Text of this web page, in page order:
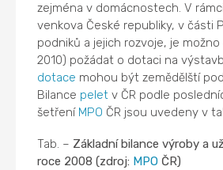
zejména v domácnostech. V
venkova České republiky, v části
podniků a jejich rozvoje, je
2010) požádat o dotaci na
dotace mohou být zemědělští
Bilance pelet v ČR podle
šetření MPO ČR jsou uvedeny v
Tab. – Základní bilance výroby a
roce 2008 (zdroj: MPO ČR)